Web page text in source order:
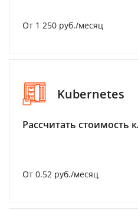
От 1 250 руб./месяц
Kubernetes
Рассчитать стоимость
От 0.52 руб./месяц